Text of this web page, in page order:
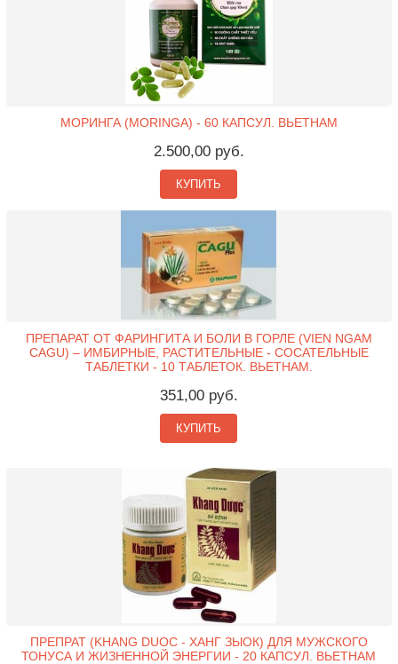
МОРИНГА (MORINGA) - 60 КАПСУЛ. ВЬЕТНАМ
2.500,00 руб.
КУПИТЬ
ПРЕПАРАТ ОТ ФАРИНГИТА И БОЛИ В ГОРЛЕ (VIEN NGAM
CAGU) – ИМБИРНЫЕ, РАСТИТЕЛЬНЫЕ - СОСАТЕЛЬНЫЕ
ТАБЛЕТКИ - 10 ТАБЛЕТОК. ВЬЕТНАМ.
351,00 руб.
КУПИТЬ
ПРЕПРАТ (KHANG DUOC - ХАНГ ЗЫОК) ДЛЯ МУЖСКОГО
ТОНУСА И ЖИЗНЕННОЙ ЭНЕРГИИ - 20 КАПСУЛ. ВЬЕТНАМ